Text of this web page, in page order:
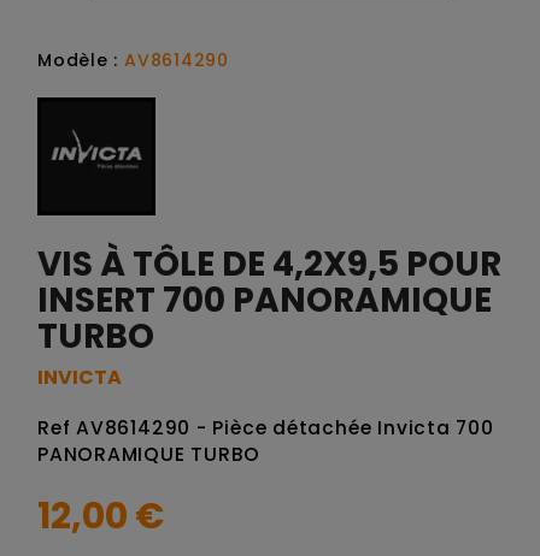
Modèle :AV8614290
VIS À TÔLE DE 4,2X9,5 POUR
INSERT 700 PANORAMIQUE
TURBO
INVICTA
Ref AV8614290 - Pièce détachée Invicta 700
PANORAMIQUE TURBO
12,00 €